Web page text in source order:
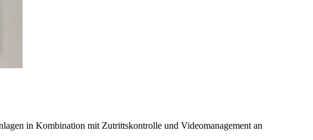
in Kombination mit Zutrittskontrolle und Videomanagement an